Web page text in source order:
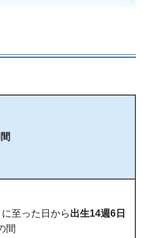
至った日から出生14週6日
間